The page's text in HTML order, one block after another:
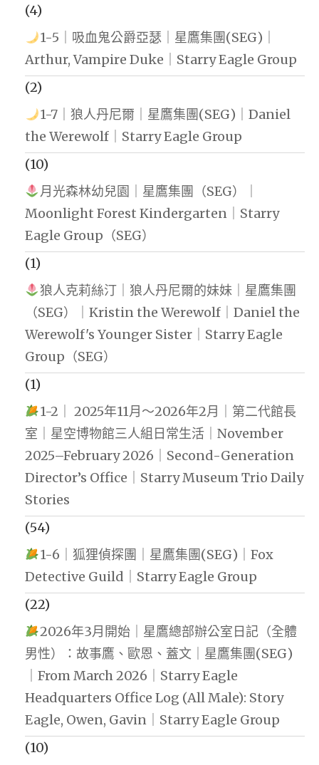
(4)
1-5｜吸血鬼公爵亞瑟｜星鷹集團(SEG)｜
Arthur, Vampire Duke｜Starry Eagle Group
(2)
1-7｜狼人丹尼爾｜星鷹集團(SEG)｜Daniel
the Werewolf｜Starry Eagle Group
(10)
月光森林幼兒園｜星鷹集團（SEG）｜
Moonlight Forest Kindergarten｜Starry
Eagle Group（SEG）
(1)
狼人克莉絲汀｜狼人丹尼爾的妹妹｜星鷹集團
（SEG）｜Kristin the Werewolf｜Daniel the
Werewolf's Younger Sister｜Starry Eagle
Group（SEG）
(1)
1-2｜ 2025年11月～2026年2月｜第二代館長
室｜星空博物館三人組日常生活｜November
2025–February 2026｜Second-Generation
Director’s Office｜Starry Museum Trio Daily
Stories
(54)
1-6｜狐狸偵探團｜星鷹集團(SEG)｜Fox
Detective Guild｜Starry Eagle Group
(22)
2026年3月開始｜星鷹總部辦公室日記（全體
男性）：故事鷹、歐恩、蓋文｜星鷹集團(SEG)
｜From March 2026｜Starry Eagle
Headquarters Office Log (All Male): Story
Eagle, Owen, Gavin｜Starry Eagle Group
(10)